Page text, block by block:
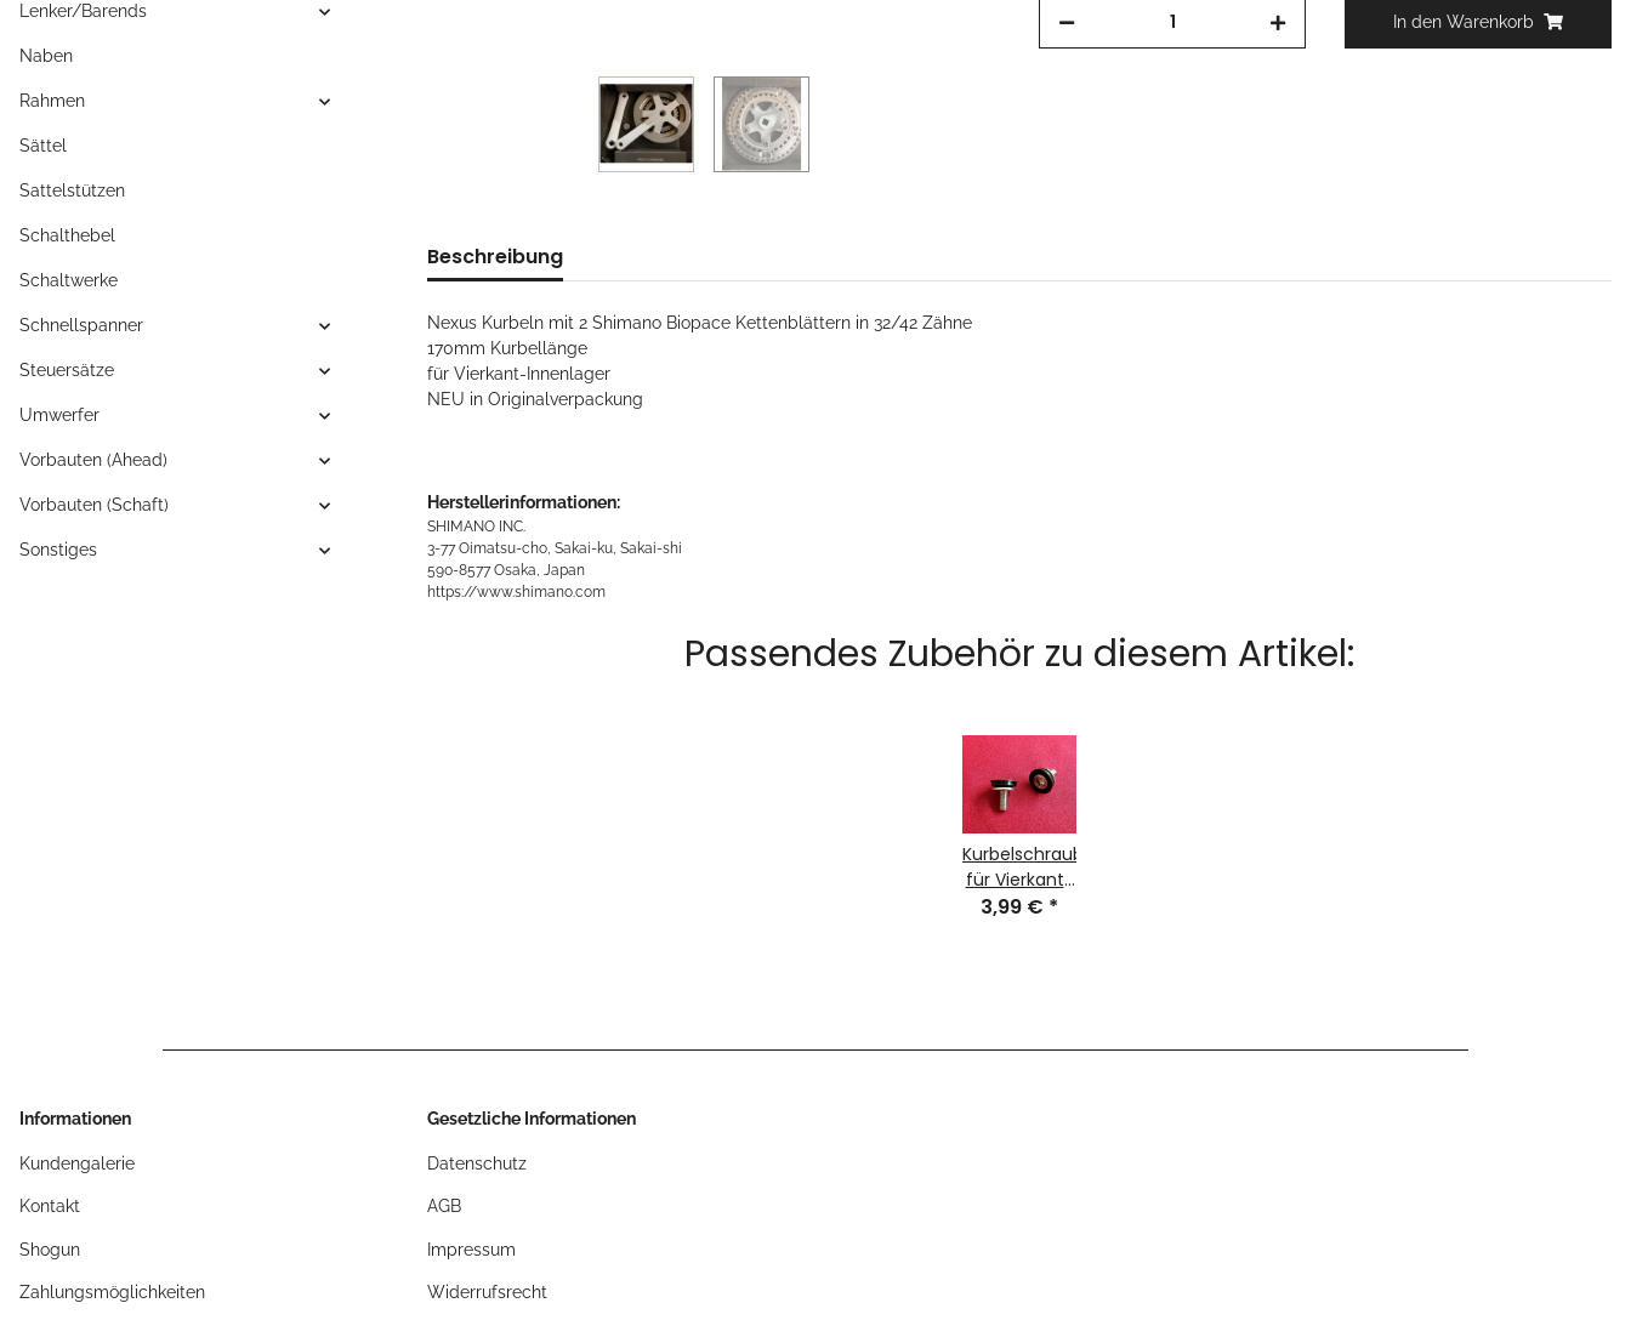
In den Warenkorb
Beschreibung
Nexus Kurbeln mit 2 Shimano Biopace Kettenblättern in 32/42 Zähne
170mm Kurbellänge
für Vierkant-Innenlager
NEU in Originalverpackung
Herstellerinformationen:
SHIMANO INC.
3-77 Oimatsu-cho, Sakai-ku, Sakai-shi
590-8577 Osaka, Japan
https://www.shimano.com
Passendes Zubehör zu diesem Artikel:
Kurbelschrauben
für Vierkant-
Kurbeln, M8,
3,99 € *
Lenker/Barends
Naben
Rahmen
Sättel
Sattelstützen
Schalthebel
Schaltwerke
Schnellspanner
Steuersätze
Umwerfer
Vorbauten (Ahead)
Vorbauten (Schaft)
Sonstiges
Informationen
Kundengalerie
Kontakt
Shogun
Zahlungsmöglichkeiten
Gesetzliche Informationen
Datenschutz
AGB
Impressum
Widerrufsrecht